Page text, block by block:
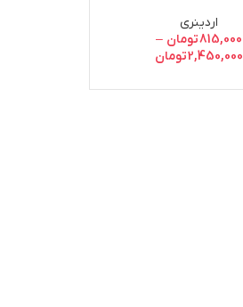
اردینری
815,000تومان –
2,450,000تومان